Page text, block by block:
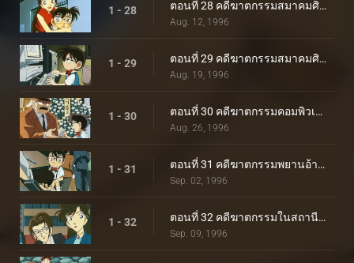
1 - 28 ตอนที่ 28 คดีฆาตกรรมสมาคมศิษย์เก่าของโคโกโร่ (ตอนแรก)
Aug. 12, 1996
1 - 29 ตอนที่ 29 คดีฆาตกรรมสมาคมศิษย์เก่าของโคโกโร่ (ตอนจบ)
Aug. 19, 1996
1 - 30 ตอนที่ 30 คดีฆาตกรรมคอมพิวเตอร์
Aug. 26, 1996
1 - 31 ตอนที่ 31 คดีฆาตกรรมพยานอ้างอิง
Sep. 02, 1996
1 - 32 ตอนที่ 32 คดีฆาตกรรมในสถานีโทรทัศน์
Sep. 09, 1996